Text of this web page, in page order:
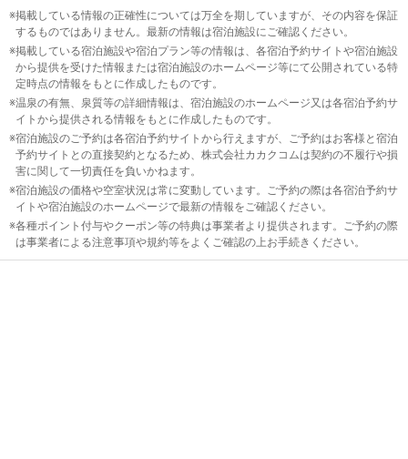
掲載している情報の正確性については万全を期していますが、その内容を保証
するものではありません。最新の情報は宿泊施設にご確認ください。
掲載している宿泊施設や宿泊プラン等の情報は、各宿泊予約サイトや宿泊施設
から提供を受けた情報または宿泊施設のホームページ等にて公開されている特
定時点の情報をもとに作成したものです。
温泉の有無、泉質等の詳細情報は、宿泊施設のホームページ又は各宿泊予約サ
イトから提供される情報をもとに作成したものです。
宿泊施設のご予約は各宿泊予約サイトから行えますが、ご予約はお客様と宿泊
予約サイトとの直接契約となるため、株式会社カカクコムは契約の不履行や損
害に関して一切責任を負いかねます。
宿泊施設の価格や空室状況は常に変動しています。ご予約の際は各宿泊予約サ
イトや宿泊施設のホームページで最新の情報をご確認ください。
各種ポイント付与やクーポン等の特典は事業者より提供されます。ご予約の際
は事業者による注意事項や規約等をよくご確認の上お手続きください。